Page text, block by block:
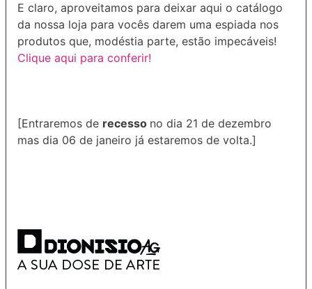
E claro, aproveitamos para deixar aqui o catálogo
da nossa loja para vocês darem uma espiada nos
produtos que, modéstia parte, estão impecáveis!
Clique aqui para conferir!
[Entraremos de recesso no dia 21 de dezembro
mas dia 06 de janeiro já estaremos de volta.]